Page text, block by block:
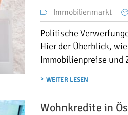
Immobilienmarkt
Politische
Hier der Überblick,
Immobilienpreise
WEITER LESEN
Wohnkredite in